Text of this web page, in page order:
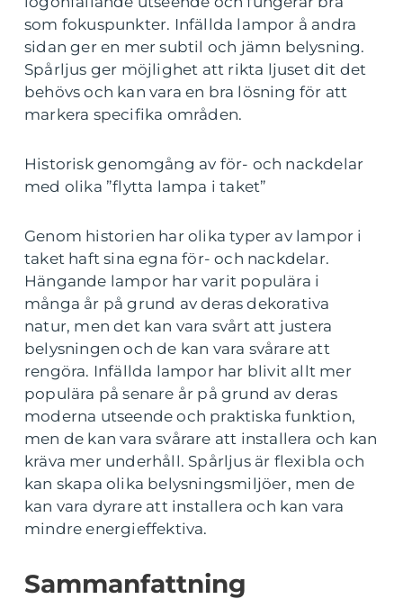
som fokuspunkter. Infällda lampor å andra
sidan ger en mer subtil och jämn belysning.
Spårljus ger möjlighet att rikta ljuset dit det
behövs och kan vara en bra lösning för att
markera specifika områden.
Historisk genomgång av för- och nackdelar
med olika ”flytta lampa i taket”
Genom historien har olika typer av lampor i
taket haft sina egna för- och nackdelar.
Hängande lampor har varit populära i
många år på grund av deras dekorativa
natur, men det kan vara svårt att justera
belysningen och de kan vara svårare att
rengöra. Infällda lampor har blivit allt mer
populära på senare år på grund av deras
moderna utseende och praktiska funktion,
men de kan vara svårare att installera och kan
kräva mer underhåll. Spårljus är flexibla och
kan skapa olika belysningsmiljöer, men de
kan vara dyrare att installera och kan vara
mindre energieffektiva.
Sammanfattning